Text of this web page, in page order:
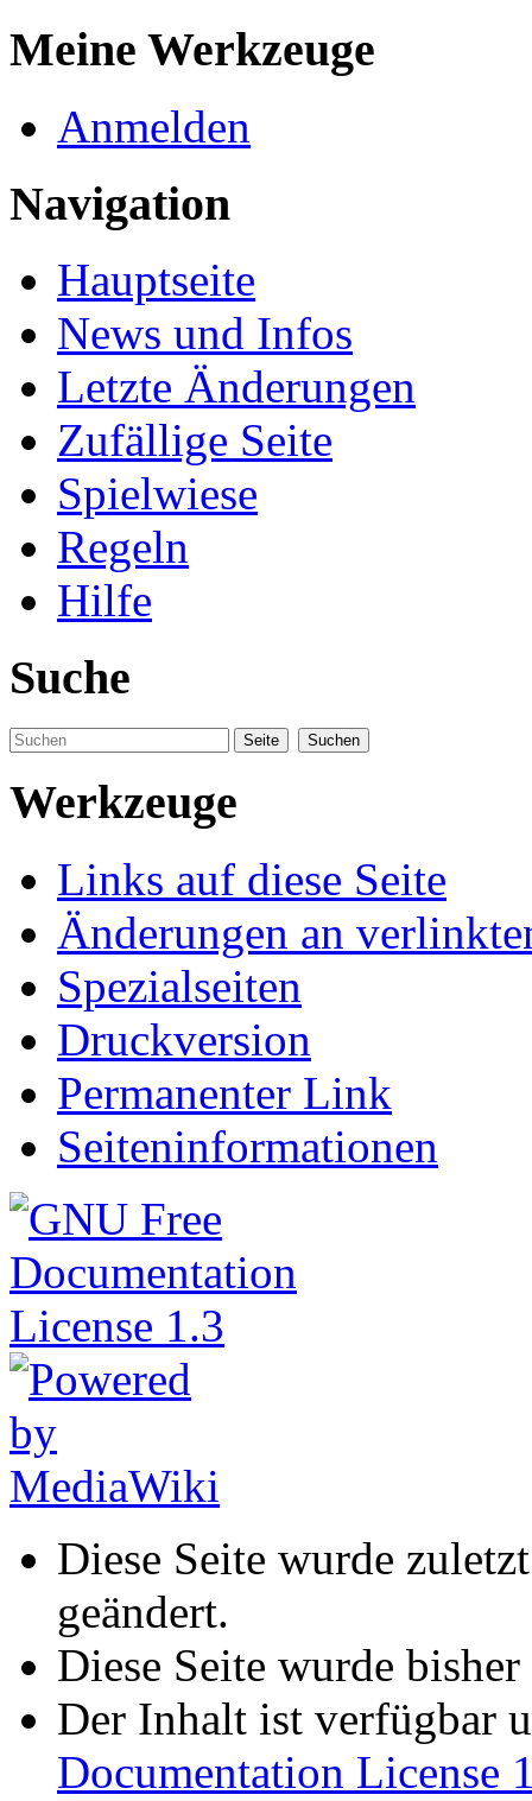
Meine Werkzeuge
Anmelden
Navigation
Hauptseite
News und Infos
Letzte Änderungen
Zufällige Seite
Spielwiese
Regeln
Hilfe
Suche
Werkzeuge
Links auf diese Seite
Änderungen an
Spezialseiten
Druckversion
Permanenter Link
Seiteninformationen
Diese Seite wurde
geändert.
Diese Seite wurde
Der Inhalt ist verfügbar
Documentation License